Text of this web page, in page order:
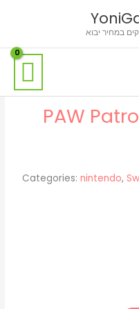
במחיר יבוא
PAW
Categories: nintendo,